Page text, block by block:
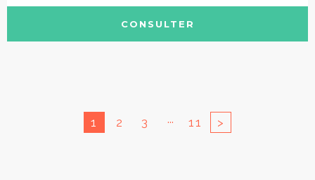
CONSULTER
1 2 3 ... 11 >